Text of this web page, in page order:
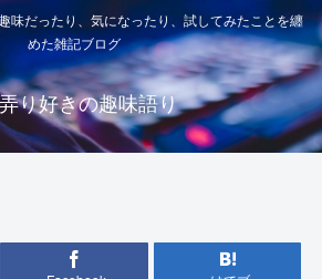
味だったり、気になったり、試してみたことを纏
めた雑記ブログ
り好きの趣味語り